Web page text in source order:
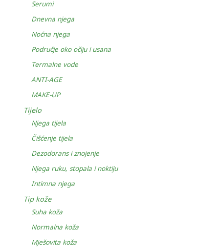
Serumi
Dnevna njega
Noćna njega
Područje oko očiju i usana
Termalne vode
ANTI-AGE
MAKE-UP
Tijelo
Njega tijela
Čišćenje tijela
Dezodorans i znojenje
Njega ruku, stopala i noktiju
Intimna njega
Tip kože
Suha koža
Normalna koža
Mješovita koža